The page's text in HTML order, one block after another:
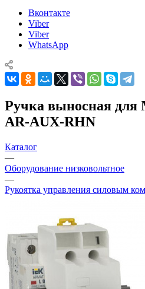
Вконтакте
Viber
Viber
WhatsApp
Ручка выносная
AR-AUX-RHN
Каталог
—
Оборудование низковольтное
—
Рукоятка управления силовым